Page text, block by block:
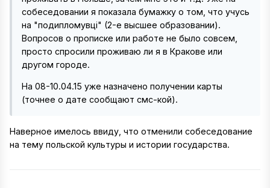
собеседовании я показала бумажку о том, что учусь
на "подипломувці" (2-е высшее образовании).
Вопросов о прописке или работе не было совсем,
просто спросили проживаю ли я в Кракове или
другом городе.
На 08-10.04.15 уже назначено получении карты
(точнее о дате сообщают смс-кой).
Наверное имелось ввиду, что отменили собеседование
на тему польской культуры и истории государства.